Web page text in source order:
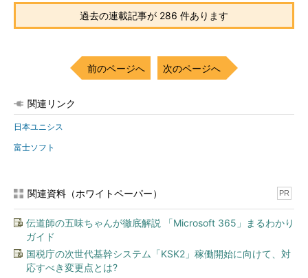
過去の連載記事が 286 件あります
前のページへ 次のページへ
関連リンク
日本ユニシス
富士ソフト
関連資料（ホワイトペーパー） PR
伝道師の五味ちゃんが徹底解説 「Microsoft 365」まるわかり
ガイド
国税庁の次世代基幹システム「KSK2」稼働開始に向けて、対
応すべき変更点とは?